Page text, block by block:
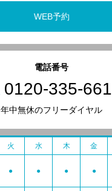
WEB予約
電話番号
0120-335-661
年中無休のフリーダイヤル
火 水 木 金
● ● ● ●